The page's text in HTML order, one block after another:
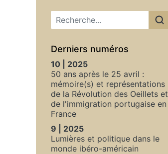
Menu principal
Derniers numéros
10 | 2025
50 ans après le 25 avril :
mémoire(s) et représentations
de la Révolution des Oeillets et
de l'immigration portugaise en
France
9 | 2025
Lumières et politique dans le
monde ibéro-américain